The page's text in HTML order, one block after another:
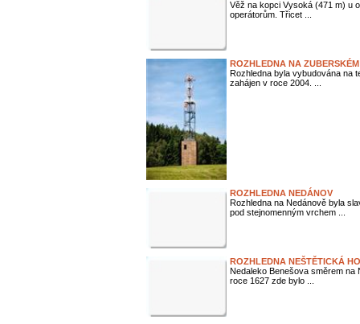
Věž na kopci Vysoká (471 m) u
operátorům. Třicet ...
ROZHLEDNA NA
Rozhledna byla vybudována na
zahájen v roce 2004. ...
ROZHLEDNA NEDÁNOV
Rozhledna na Nedánově byla
pod stejnomenným vrchem ...
ROZHLEDNA NEŠTĚTICKÁ
Nedaleko Benešova směrem
roce 1627 zde bylo ...